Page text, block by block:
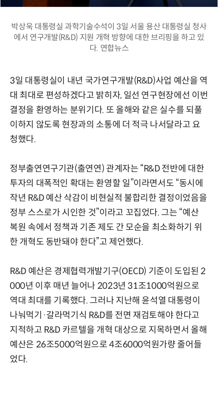
박상욱 대통령실 과학기술수석이 3일 서울 용산 대통령실 청사
에서 연구개발(R&D) 지원 개혁 방향에 대한 브리핑을 하고 있
다. 연합뉴스
3일 대통령실이 내년 국가연구개발(R&D)사업 예산을 역
대 최대로 편성하겠다고 밝히자, 일선 연구현장에선 이번
결정을 환영하는 분위기다. 또 올해와 같은 실수를 되풀
이하지 않도록 현장과의 소통에 더 적극 나서달라고 요
청했다.
정부출연연구기관(출연연) 관계자는 “R&D 전반에 대한
투자의 대폭적인 확대는 환영할 일”이라면서도 “동시에
작년 R&D 예산 삭감이 비현실적 불합리한 결정이었음을
정부 스스로가 시인한 것”이라고 꼬집었다. 그는 “예산
복원 속에서 정책과 기존 제도 간 모순을 최소화하기 위
한 개혁도 동반돼야 한다”고 제언했다.
R&D 예산은 경제협력개발기구(OECD) 기준이 도입된 2
000년 이후 매년 늘어나 2023년 31조1000억원으로
역대 최대를 기록했다. 그러나 지난해 윤석열 대통령이
나눠먹기·갈라먹기식 R&D를 전면 재검토해야 한다고
지적하고 R&D 카르텔을 개혁 대상으로 지목하면서 올해
예산은 26조5000억원으로 4조6000억원가량 줄어들
었다.